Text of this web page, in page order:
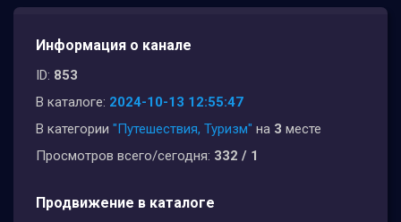
Информация о канале
ID: 853
В каталоге: 2024-10-13 12:55:47
В категории "Путешествия, Туризм" на 3 месте
Просмотров всего/сегодня: 332 / 1
Продвижение в каталоге